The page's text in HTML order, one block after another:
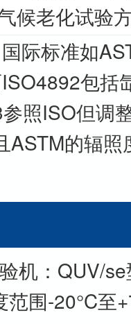
候老化试验
际标准如
包括
照ISO但调
ASTM的辐
机：QUV/
范围-20°C至